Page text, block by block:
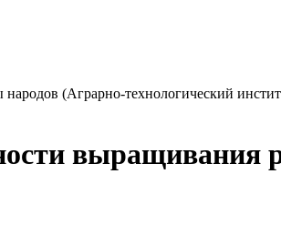
(Аграрно-технологический
выращивания